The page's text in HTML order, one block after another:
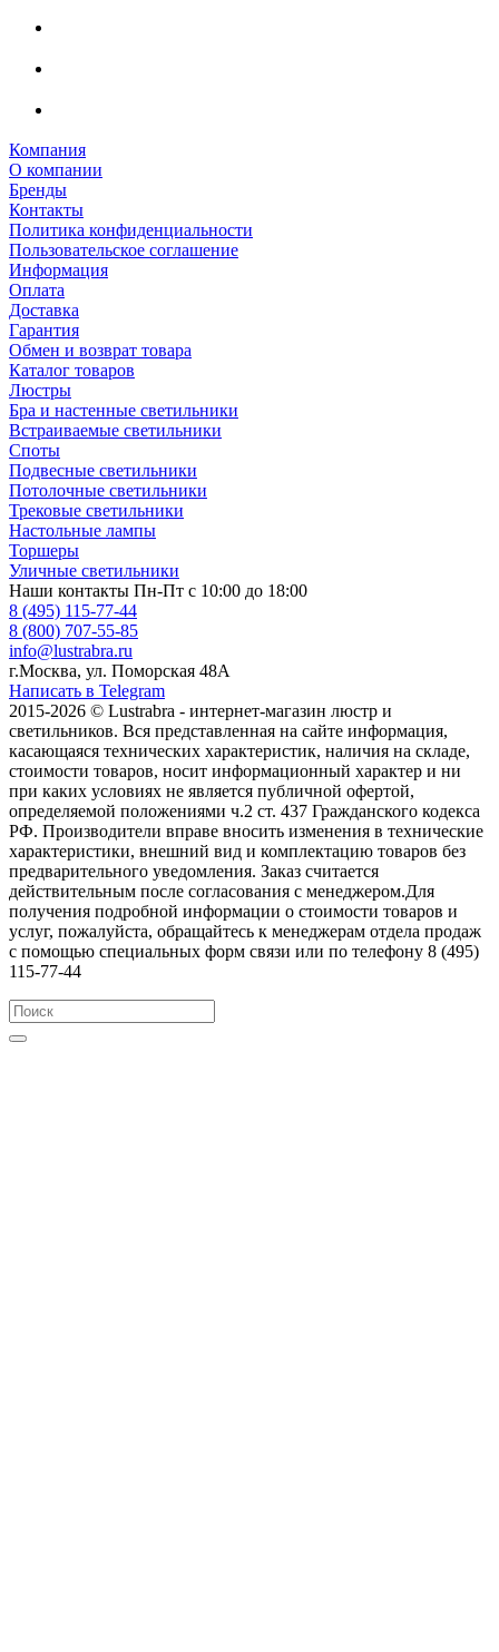
Компания
О компании
Бренды
Контакты
Политика конфиденциальности
Пользовательское соглашение
Информация
Оплата
Доставка
Гарантия
Обмен и возврат товара
Каталог товаров
Люстры
Бра и настенные светильники
Встраиваемые светильники
Споты
Подвесные светильники
Потолочные светильники
Трековые светильники
Настольные лампы
Торшеры
Уличные светильники
Наши контакты Пн-Пт с 10:00 до 18:00
8 (495) 115-77-44
8 (800) 707-55-85
info@lustrabra.ru
г.Москва, ул. Поморская 48А
Написать в Telegram
2015-2026 © Lustrabra - интернет-магазин люстр и
светильников. Вся представленная на сайте информация,
касающаяся технических характеристик, наличия на складе,
стоимости товаров, носит информационный характер и ни
при каких условиях не является публичной офертой,
определяемой положениями ч.2 ст. 437 Гражданского кодекса
РФ. Производители вправе вносить изменения в технические
характеристики, внешний вид и комплектацию товаров без
предварительного уведомления. Заказ считается
действительным после согласования с менеджером.Для
получения подробной информации о стоимости товаров и
услуг, пожалуйста, обращайтесь к менеджерам отдела продаж
с помощью специальных форм связи или по телефону 8 (495)
115-77-44